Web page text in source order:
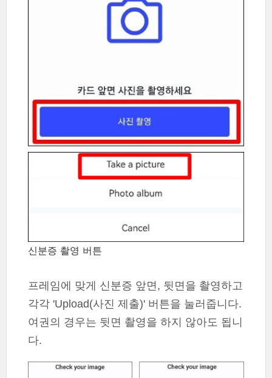
신분증 촬영 버튼
프레임에 맞게 신분증 앞면, 뒷면을 촬영하고
각각 'Upload(사진 제출)' 버튼을 눌러줍니다.
여권의 경우는 뒷면 촬영을 하지 않아도 됩니
다.